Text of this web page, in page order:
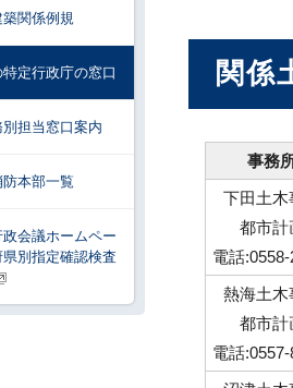
関係
事務
下田土木
都市計
電話
熱海土木
都市計
電話
関係例規
定行政庁の窓口
担当窓口案内
本部一覧
政会議ホームペー
別指定確認検査